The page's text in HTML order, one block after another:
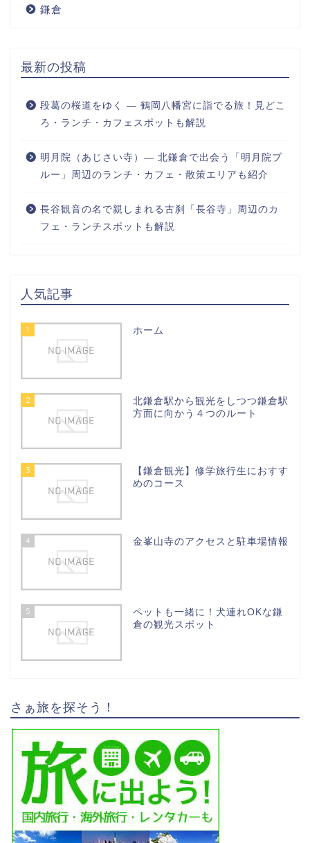
鎌倉
最新の投稿
段葛の桜道をゆく ― 鶴岡八幡宮に詣でる旅！見どこ
ろ・ランチ・カフェスポットも解説
明月院（あじさい寺）― 北鎌倉で出会う「明月院ブ
ルー」周辺のランチ・カフェ・散策エリアも紹介
長谷観音の名で親しまれる古刹「長谷寺」周辺のカ
フェ・ランチスポットも解説
人気記事
1 ホーム
2
北鎌倉駅から観光をしつつ鎌倉駅
方面に向かう４つのルート
3
【鎌倉観光】修学旅行生におすす
めのコース
4 金峯山寺のアクセスと駐車場情報
5
ペットも一緒に！犬連れOKな鎌
倉の観光スポット
さぁ旅を探そう！